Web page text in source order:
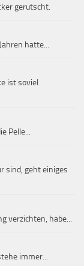
gerutscht.
hatte...
ist soviel
Pelle...
sind, geht einiges
verzichten, habe...
immer...